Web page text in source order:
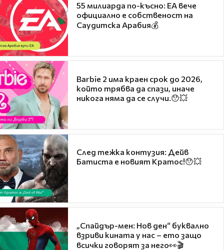
55 милиарда по-късно: EA вече
официално е собственост на
Саудитска Арабия💰
Barbie 2 има краен срок до 2026,
който трябва да спази, иначе
никога няма да се случи.😯💥
След тежка контузия: Дейв
Батиста е новият Кратос!😯💥
„Спайдър-мен: Нов ден“ буквално
взриви кината у нас – ето защо
всички говорят за него👀🎬